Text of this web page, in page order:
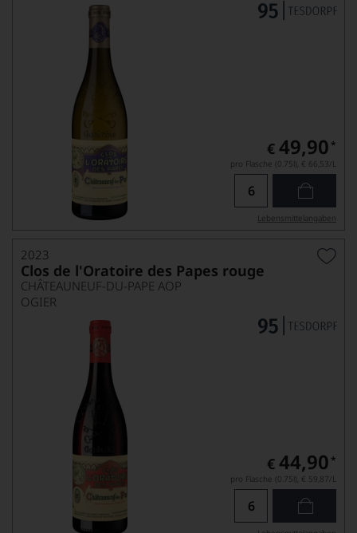
€ 49,90 *
pro Flasche (0.75l), € 66,53/L
Lebensmittel­angaben
2023
Clos de l'Oratoire des Papes rouge
CHÂTEAUNEUF-DU-PAPE AOP
OGIER
€ 44,90 *
pro Flasche (0.75l), € 59,87/L